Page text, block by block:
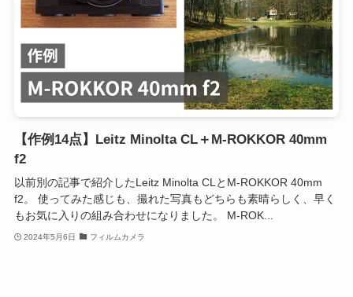
【作例14点】Leitz Minolta CL＋M-ROKKOR 40mm
f2
以前別の記事で紹介したLeitz Minolta CLとM-ROKKOR 40mm
f2。 使ってみた感じも、撮れた写真もどちらも素晴らしく、早く
もお気に入りの組み合わせになりました。 M-ROK...
2024年5月6日 フィルムカメラ